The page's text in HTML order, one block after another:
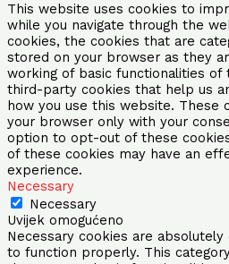
This website uses cookies to
while you navigate through the
cookies, the cookies that are
stored on your browser as they
working of basic functionalities of
third-party cookies that help us
how you use this website. These
your browser only with your
option to opt-out of these
of these cookies may have an
experience.
Necessary
Necessary
Uvijek omogućeno
Necessary cookies are
to function properly. This